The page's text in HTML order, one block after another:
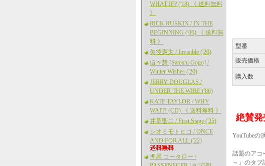
WHAT IF? ('18) 《 送料無料
》
RICK RUSKIN / IN THE
BEGINNING ('06) 《 送料無
料 》
矢後憲太 / Invisible ('20)
伍々慧 [Satoshi Gogo] /
Winter Wishes ('20)
JERRY DOUGLAS /
UNDER THE WIRE ('86)
KATE TAYLOR / WHY
WAIT! (CD) 《 送料無料 》
井草聖二 / First Stage ('25)
シオミモトヒコ / ONCE
AND FOR ALL ('22)
押尾 コータロー /
型番
販売価格
購入数
絶賛
YouTubeの
話題のアコ
～』のタブ